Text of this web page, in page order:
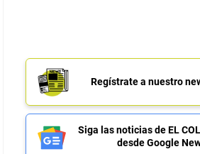
Regístrate a nuestro
Siga las noticias de EL
desde Google